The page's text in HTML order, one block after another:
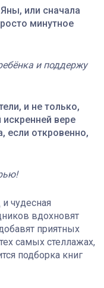
или сначала
минутное
и поддержу
и не только,
вере
если откровенно,
чудесная
вдохновят
приятных
самых стеллажах,
подборка книг